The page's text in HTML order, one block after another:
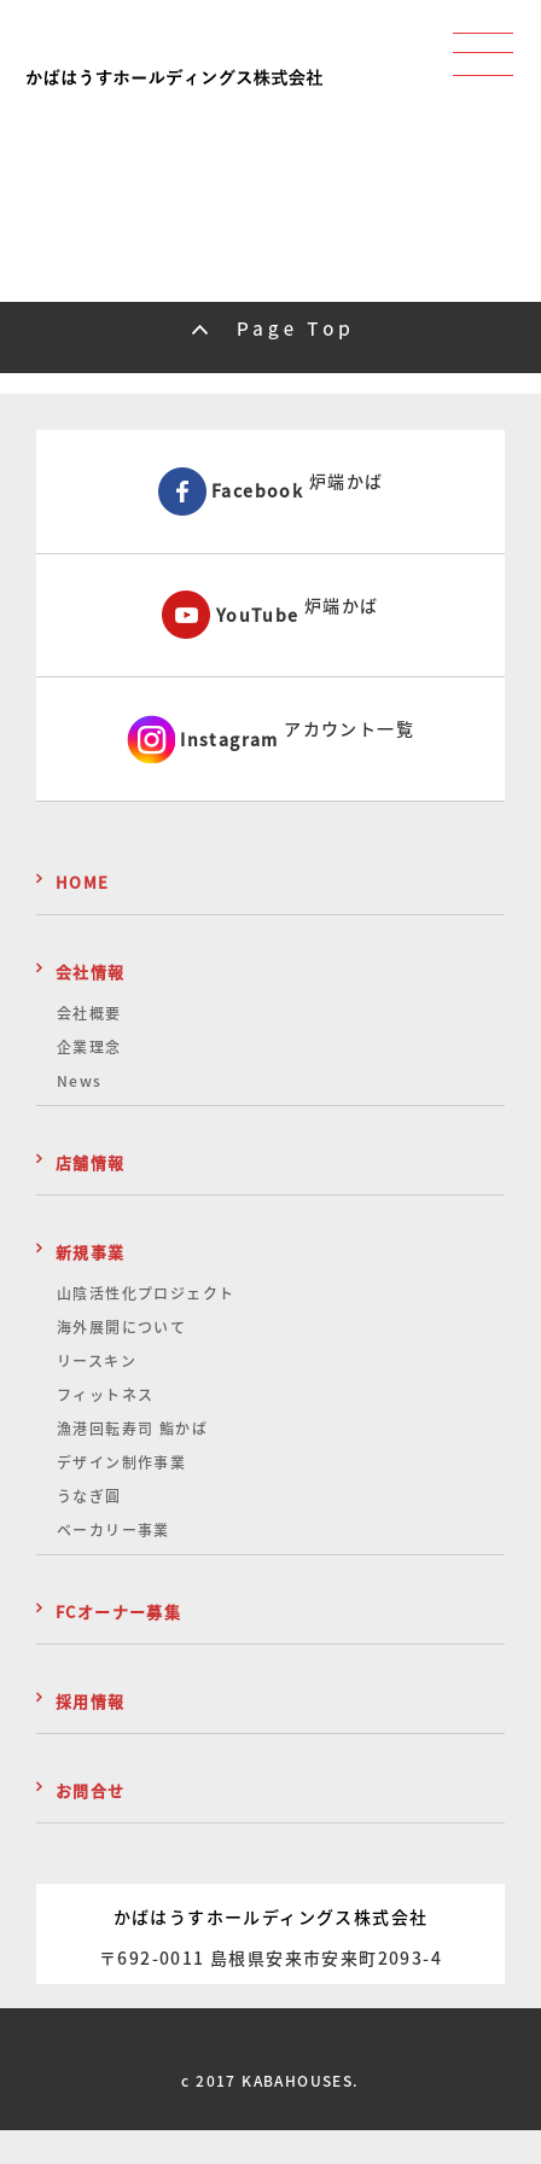
Facebook 炉端かば
YouTube 炉端かば
Instagram アカウント一覧
HOME
会社情報
会社概要
企業理念
News
店舗情報
新規事業
山陰活性化プロジェクト
海外展開について
リースキン
フィットネス
漁港回転寿司 鮨かば
デザイン制作事業
うなぎ圓
ベーカリー事業
FCオーナー募集
採用情報
お問合せ
かばはうすホールディングス株式会社
〒692-0011 島根県安来市安来町2093-4
c 2017 KABAHOUSES.